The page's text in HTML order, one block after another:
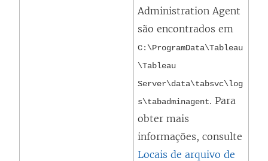
Administration Agent
são encontrados em
C:\ProgramData\Tableau
\Tableau
Server\data\tabsvc\log
s\tabadminagent. Para
obter mais
informações, consulte
Locais de arquivo de